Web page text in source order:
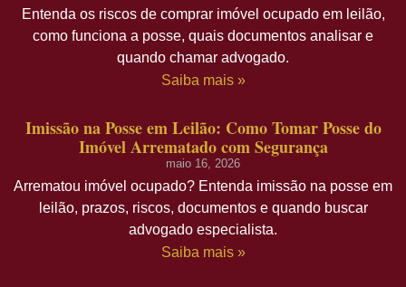
Entenda os riscos de comprar imóvel ocupado em leilão,
como funciona a posse, quais documentos analisar e
quando chamar advogado.
Saiba mais »
Imissão na Posse em Leilão: Como Tomar Posse do
Imóvel Arrematado com Segurança
maio 16, 2026
Arrematou imóvel ocupado? Entenda imissão na posse em
leilão, prazos, riscos, documentos e quando buscar
advogado especialista.
Saiba mais »